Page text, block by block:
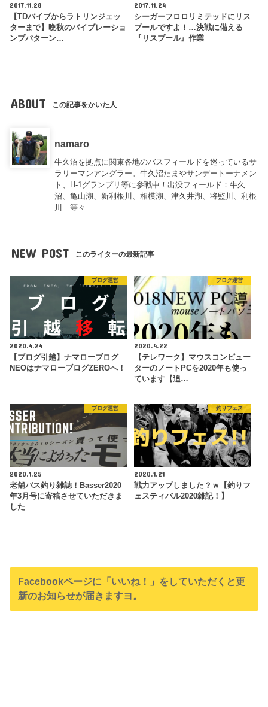
2017.11.28
【TDバイブからラトリンジェッ
ターまで】晩秋のバイブレーショ
ンプパターン…
2017.11.24
シーガーフロロリミテッドにリス
プールですよ！…決戦に備える
『リスプール』作業
ABOUT この記事をかいた人
namaro
牛久沼を拠点に関東各地のバスフィールドを巡っているサ
ラリーマンアングラー。牛久沼たまやサンデートーナメン
ト、H-1グランプリ等に参戦中！出没フィールド：牛久
沼、亀山湖、新利根川、相模湖、津久井湖、将監川、利根
川…等々
NEW POST このライターの最新記事
ブログ運営
2020.4.24
【ブログ引越】ナマローブログ
NEOはナマローブログZEROへ！
ブログ運営
2020.4.22
【テレワーク】マウスコンピュー
ターのノートPCを2020年も使っ
ています【追…
ブログ運営
2020.1.25
老舗バス釣り雑誌！Basser2020
年3月号に寄稿させていただきま
した
釣りフェス
2020.1.21
戦力アップしました？ｗ【釣りフ
ェスティバル2020雑記！】
Facebookページに「いいね！」をしていただくと更
新のお知らせが届きますヨ。